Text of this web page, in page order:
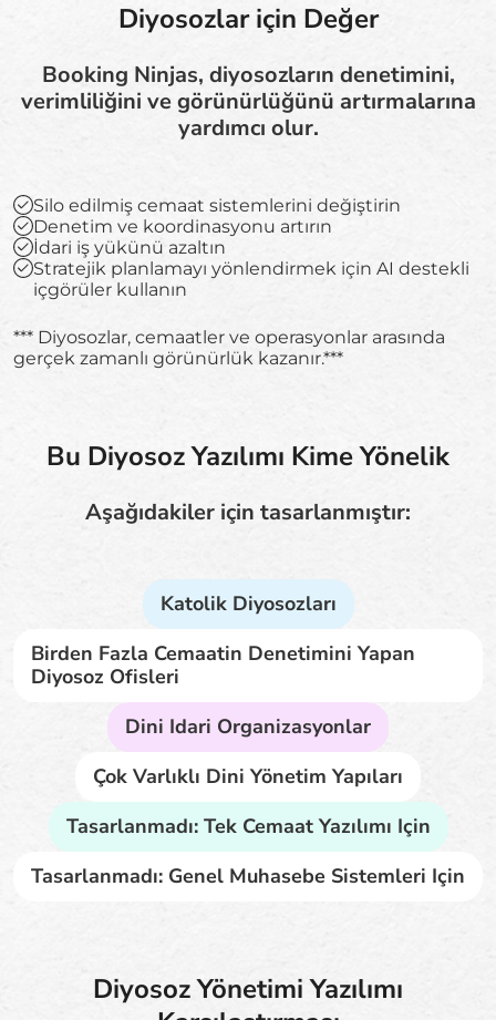
Diyosozlar için Değer
Booking Ninjas, diyosozların denetimini,
verimliliğini ve görünürlüğünü artırmalarına
yardımcı olur.
Silo edilmiş cemaat sistemlerini değiştirin
Denetim ve koordinasyonu artırın
İdari iş yükünü azaltın
Stratejik planlamayı yönlendirmek için AI destekli
içgörüler kullanın
*** Diyosozlar, cemaatler ve operasyonlar arasında
gerçek zamanlı görünürlük kazanır.***
Bu Diyosoz Yazılımı Kime Yönelik
Aşağıdakiler için tasarlanmıştır:
Katolik Diyosozları
Birden Fazla Cemaatin Denetimini Yapan
Diyosoz Ofisleri
Dini Idari Organizasyonlar
Çok Varlıklı Dini Yönetim Yapıları
Tasarlanmadı: Tek Cemaat Yazılımı Için
Tasarlanmadı: Genel Muhasebe Sistemleri Için
Diyosoz Yönetimi Yazılımı